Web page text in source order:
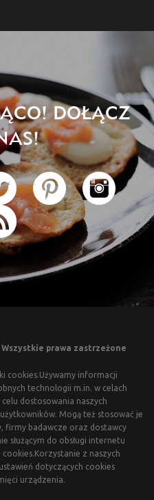
DOŁĄCZ
prawa zastrzeżone
cookies.Używamy informacji
technologii m.in. w celach
dostosowania naszych
Mogą też stosować je
firmy badawcze oraz dostawcy
służącym do obsługi internetu
z naszych
dotyczących cookies
urządzenia.